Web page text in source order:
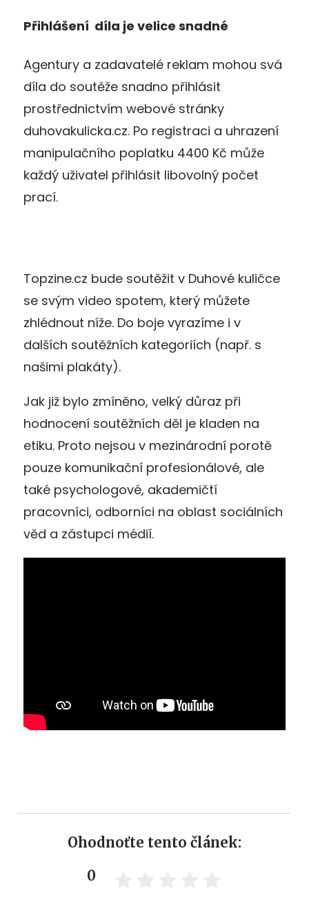
Přihlášení díla je velice snadné
Agentury a zadavatelé reklam mohou svá
díla do soutěže snadno přihlásit
prostřednictvím webové stránky
duhovakulicka.cz. Po registraci a uhrazení
manipulačního poplatku 4400 Kč může
každý uživatel přihlásit libovolný počet
prací.
Topzine.cz bude soutěžit v Duhové kuličce
se svým video spotem, který můžete
zhlédnout níže. Do boje vyrazíme i v
dalších soutěžních kategoriích (např. s
našimi plakáty).
Jak již bylo zmíněno, velký důraz při
hodnocení soutěžních děl je kladen na
etiku. Proto nejsou v mezinárodní porotě
pouze komunikační profesionálové, ale
také psychologové, akademičtí
pracovníci, odborníci na oblast sociálních
věd a zástupci médií.
Ohodnoťte tento článek:
0